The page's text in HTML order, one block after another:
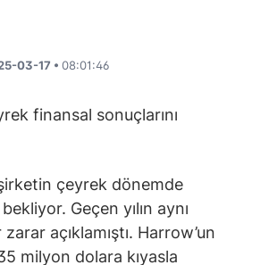
03-17 • 08:01:46
finansal sonuçlarını
çeyrek dönemde
Geçen yılın aynı
açıklamıştı. Harrow’un
milyon dolara kıyasla